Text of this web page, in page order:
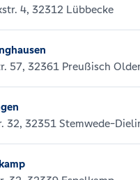
4, 32312 Lübbecke
57, 32361 Preußisch
32, 32351 Stemwede-